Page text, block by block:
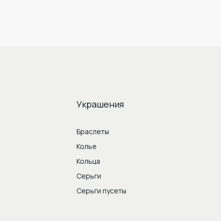
Украшения
Браслеты
Колье
Кольца
Серьги
Серьги пусеты